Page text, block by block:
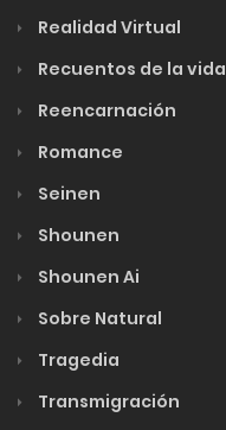
Realidad Virtual
Recuentos de la vida
Reencarnación
Romance
Seinen
Shounen
Shounen Ai
Sobre Natural
Tragedia
Transmigración